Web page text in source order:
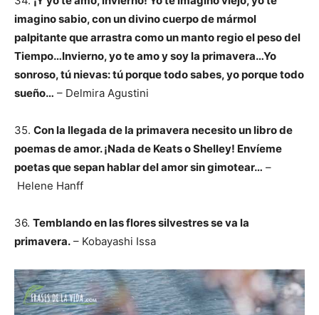
imagino sabio, con un divino cuerpo de mármol
palpitante que arrastra como un manto regio el peso del
Tiempo…Invierno, yo te amo y soy la primavera…Yo
sonroso, tú nievas: tú porque todo sabes, yo porque todo
sueño… – Delmira Agustini
35. Con la llegada de la primavera necesito un libro de
poemas de amor. ¡Nada de Keats o Shelley! Envíeme
poetas que sepan hablar del amor sin gimotear… –
Helene Hanff
36. Temblando en las flores silvestres se va la
primavera. – Kobayashi Issa